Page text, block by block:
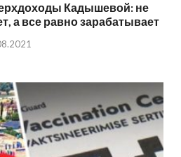
Кадышевой: не
а все равно зарабатывает